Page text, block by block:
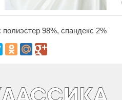
полиэстер 98%, спандекс 2%